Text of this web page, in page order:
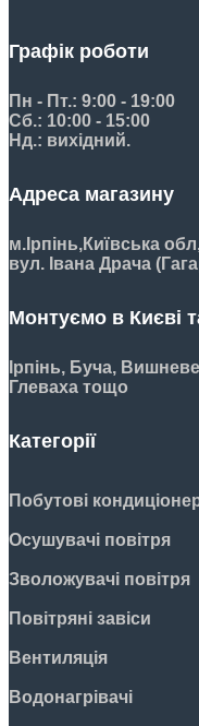
Графік роботи
Пн - Пт.: 9:00 - 19:00
Сб.: 10:00 - 15:00
Нд.: вихідний.
Адреса магазину
м.Ірпінь,Київська
вул. Івана Драча
Монтуємо в Києві
Ірпінь, Буча,
Глеваха тощо
Категорії
Побутові
Осушувачі повітря
Зволожувачі повітря
Повітряні завіси
Вентиляція
Водонагрівачі